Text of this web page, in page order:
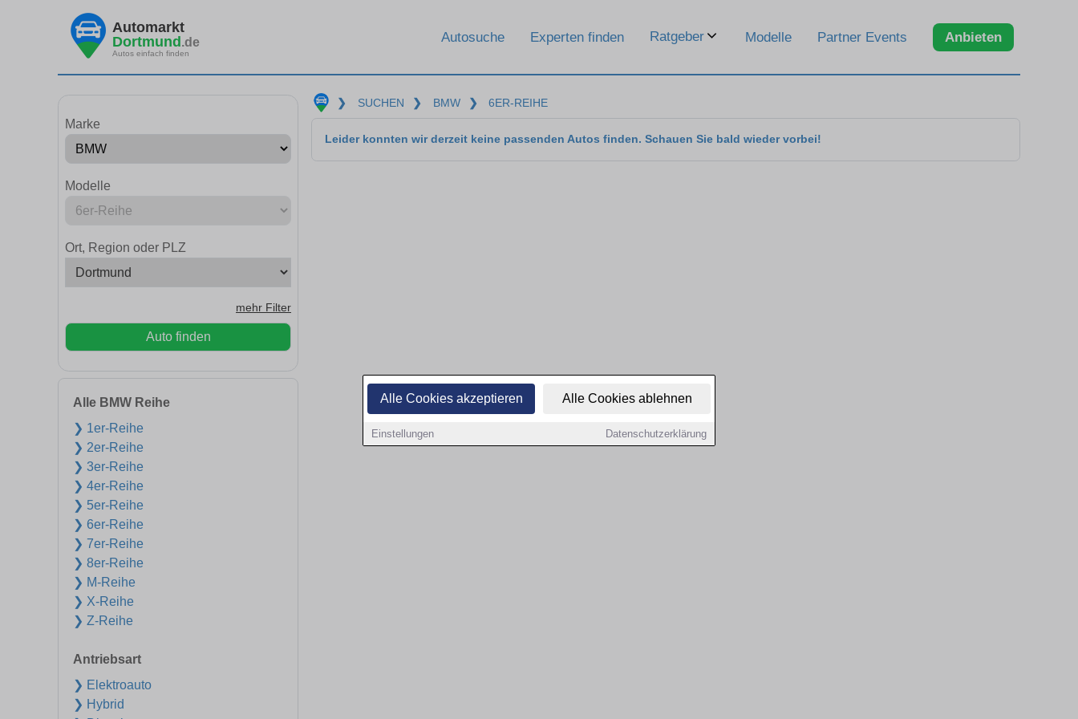
Alle Cookies akzeptieren Alle Cookies ablehnen
Einstellungen Datenschutzerklärung
Automarkt
Dortmund.de
Autos einfach finden
Autosuche Experten finden Ratgeber Modelle Partner Events Anbieten
Marke
Modelle
Ort, Region oder PLZ
mehr Filter
Auto finden
Alle BMW Reihe
❯ 1er-Reihe
❯ 2er-Reihe
❯ 3er-Reihe
❯ 4er-Reihe
❯ 5er-Reihe
❯ 6er-Reihe
❯ 7er-Reihe
❯ 8er-Reihe
❯ M-Reihe
❯ X-Reihe
❯ Z-Reihe
Antriebsart
❯ Elektroauto
❯ Hybrid
❯ SUCHEN ❯ BMW ❯ 6ER-REIHE
Leider konnten wir derzeit keine passenden Autos finden. Schauen Sie bald wieder vorbei!